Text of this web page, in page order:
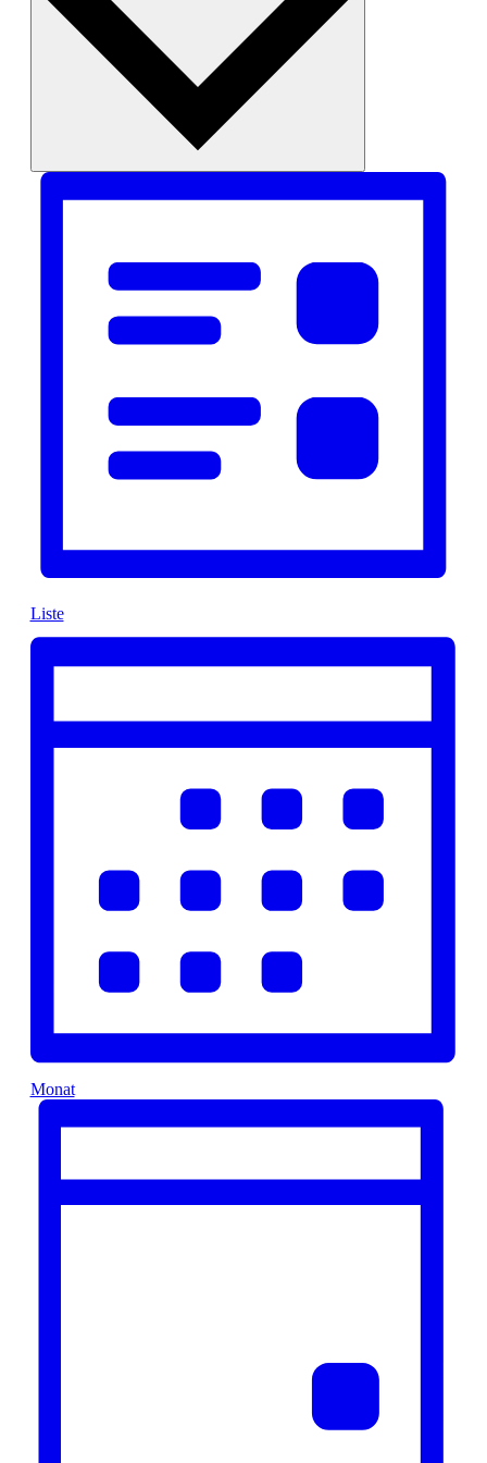
Liste
Monat